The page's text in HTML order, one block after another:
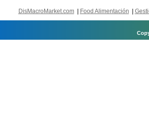
DisMacroMarket.com| Food Alimentación